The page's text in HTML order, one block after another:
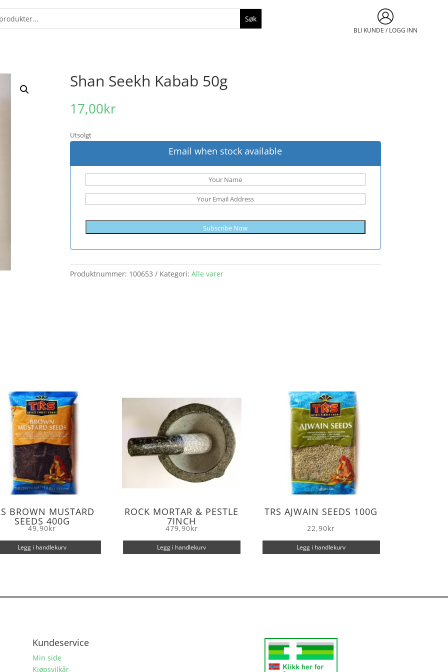
BLI KUNDE / LOGG INN
Shan Seekh Kabab 50g
17,00kr
Utsolgt
Email when stock available
Subscribe Now
Produktnummer: 100653 Kategori:Alle varer
BROWN MUSTARD
SEEDS 400G
49,90kr
Legg i handlekurv
ROCK MORTAR & PESTLE
7INCH
479,90kr
Legg i handlekurv
TRS AJWAIN SEEDS 100G
22,90kr
Legg i handlekurv
Kundeservice
Min side
Kjøpsvilkår